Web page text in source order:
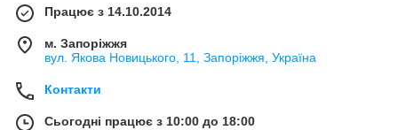
Працює з 14.10.2014
м. Запоріжжя
вул. Якова Новицького, 11, Запоріжжя, Україна
Контакти
Сьогодні працює з 10:00 до 18:00